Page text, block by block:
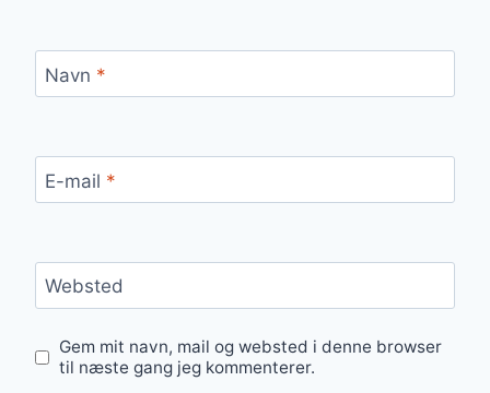
Navn *
E-mail *
Websted
Gem mit navn, mail og websted i denne browser
til næste gang jeg kommenterer.